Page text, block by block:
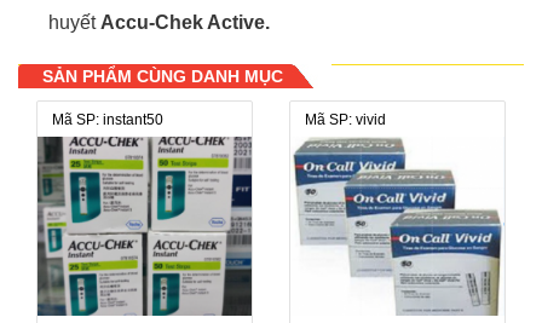
huyết Accu-Chek Active.
SẢN PHẨM CÙNG DANH MỤC
Mã SP: instant50 Mã SP: vivid